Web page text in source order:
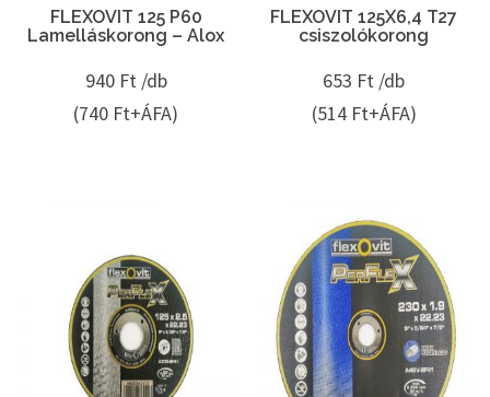
FLEXOVIT 125 P60
Lamelláskorong – Alox
940 Ft /db
(740 Ft+ÁFA)
FLEXOVIT 125X6,4 T27
csiszolókorong
653 Ft /db
(514 Ft+ÁFA)